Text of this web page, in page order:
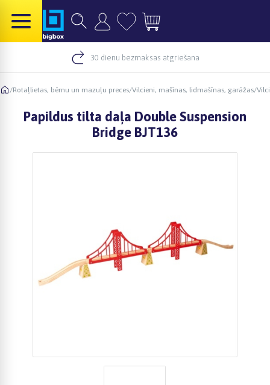
30 dienu bezmaksas atgriešana
/Rotaļlietas, bērnu un mazuļu preces/Vilcieni, mašīnas, lidmašīnas, garāžas/
Papildus tilta daļa Double Suspension
Bridge BJT136